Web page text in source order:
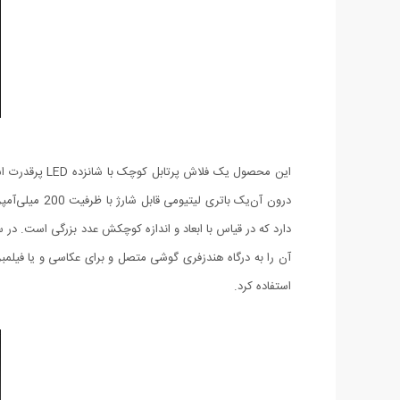
آن را به درگاه هندزفری گوشی متصل و برای عکاسی و یا
استفاده کرد.